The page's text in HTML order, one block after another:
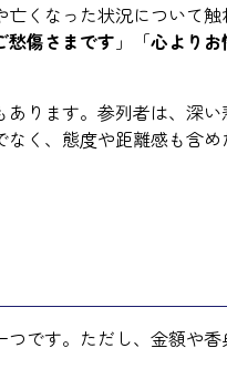
くなった状況について
愁傷さまです 」「心より
ります。参列者は、深
く、態度や距離感も含
です。ただし、金額や